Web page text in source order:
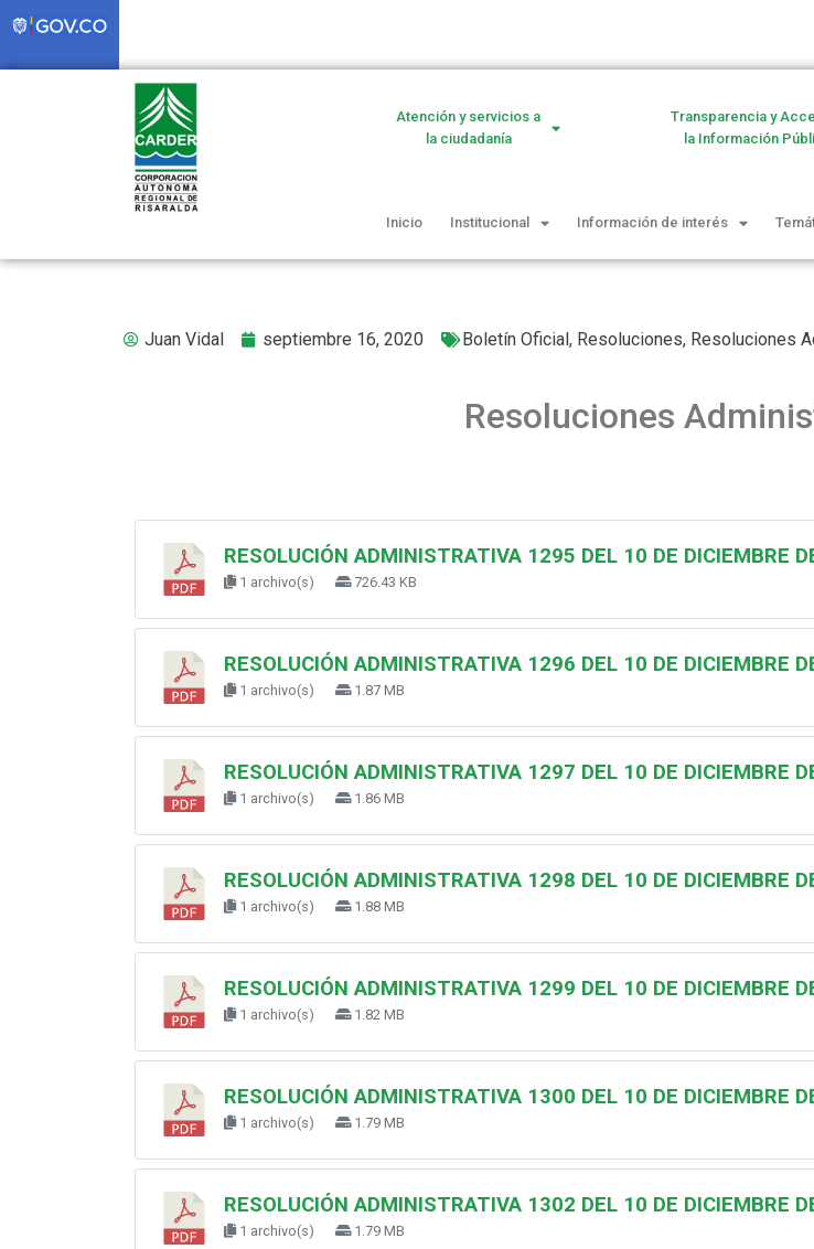
Atención y servicios a
la ciudadanía
Transparencia y
la Información
Inicio Institucional Información de interés
Juan Vidal septiembre 16, 2020 Boletín Oficial, Resoluciones, Resoluciones
Resoluciones
RESOLUCIÓN ADMINISTRATIVA 1295 DEL 10 DE DICIEMBRE
1 archivo(s) 726.43 KB
RESOLUCIÓN ADMINISTRATIVA 1296 DEL 10 DE DICIEMBRE
1 archivo(s) 1.87 MB
RESOLUCIÓN ADMINISTRATIVA 1297 DEL 10 DE DICIEMBRE
1 archivo(s) 1.86 MB
RESOLUCIÓN ADMINISTRATIVA 1298 DEL 10 DE DICIEMBRE
1 archivo(s) 1.88 MB
RESOLUCIÓN ADMINISTRATIVA 1299 DEL 10 DE DICIEMBRE
1 archivo(s) 1.82 MB
RESOLUCIÓN ADMINISTRATIVA 1300 DEL 10 DE DICIEMBRE
1 archivo(s) 1.79 MB
RESOLUCIÓN ADMINISTRATIVA 1302 DEL 10 DE DICIEMBRE
1 archivo(s) 1.79 MB